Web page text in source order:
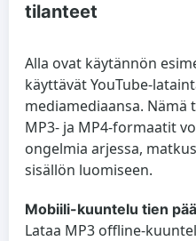
tilanteet
Alla ovat käytännön
käyttävät YouTube-
mediamediaansa.
MP3- ja MP4-formaatit
ongelmia arjessa,
sisällön luomiseen.
Mobiili-kuuntelu tien
Lataa MP3 offline-